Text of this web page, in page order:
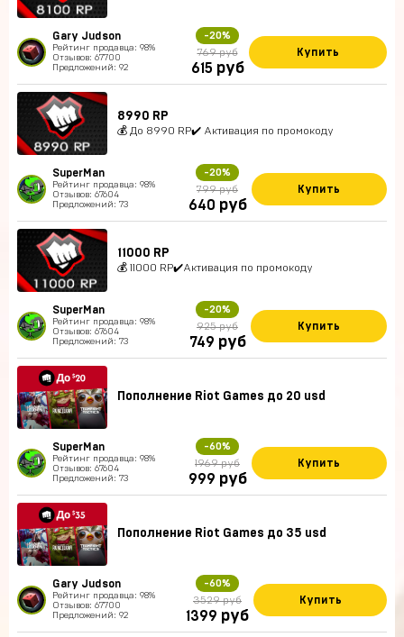
Gary Judson
Рейтинг продавца: 98%
Отзывов: 67700
Предложений: 92
-20%
769 руб
615 руб
Купить
8990 RP
💰 До 8990 RP✔️ Активация по промокоду
SuperMan
Рейтинг продавца: 98%
Отзывов: 67604
Предложений: 73
-20%
799 руб
640 руб
Купить
11000 RP
💰 11000 RP✔️Активация по промокоду
SuperMan
Рейтинг продавца: 98%
Отзывов: 67604
Предложений: 73
-20%
925 руб
749 руб
Купить
Пополнение Riot Games до 20 usd
SuperMan
Рейтинг продавца: 98%
Отзывов: 67604
Предложений: 73
-60%
1969 руб
999 руб
Купить
Пополнение Riot Games до 35 usd
Gary Judson
Рейтинг продавца: 98%
Отзывов: 67700
Предложений: 92
-60%
3529 руб
1399 руб
Купить